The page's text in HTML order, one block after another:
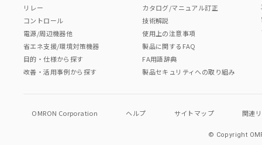
リレー
コントロール
電源/周辺機器他
省エネ支援/環境対策機器
目的・仕様から探す
改善・活用事例から探す
カタログ/マニュアル訂正
技術解説
使用上の注意事項
製品に関するFAQ
FA用語辞典
製品セキュリティへの取り組み
OMRON Corporation ヘルプ サイトマップ 関連
© Copyright